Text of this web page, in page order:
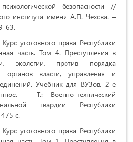
безопасности //
института имени А.П. Чехова. –
63.
уголовного права Республики
часть. Том 4. Преступления в
экологии, против порядка
органов власти, управления и
Учебник для ВУЗов. 2-е
– Т.: Военно-технический
гвардии Республики
с.
уголовного права Республики